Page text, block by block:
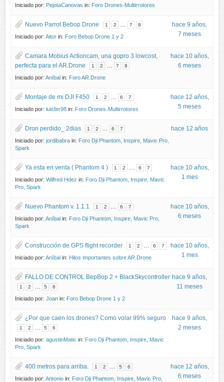
Iniciado por: PejotaCanovas in: Foro Drones-Multirrotores
Nuevo Parrot Bebop Drone 1 2 … 7 8
Iniciado por:Aitor in: Foro Bebop Drone 1 y 2
hace 9 años,
7 meses
Camara Mobius Actioncam, una gopro 3 lowcost,
perfecta para el AR.Drone
1 2 … 7 8
Iniciado por:Aníbal in: Foro AR.Drone
hace 10 años,
6 meses
Montaje de mi DJI F450 1 2 … 6 7
Iniciado por:luisfer98 in: Foro Drones-Multirrotores
hace 12 años,
5 meses
Dron perdido_ 2dias 1 2 … 6 7
Iniciado por:jordibabra in: Foro Dji Phantom, Inspire, Mavic Pro,
Spark
hace 12 años
Ya esta en venta ( Phantom 4 ) 1 2 … 6 7
Iniciado por:Wilfred Hdez in: Foro Dji Phantom, Inspire, Mavic
Pro, Spark
hace 10 años,
1 mes
Nuevo Phantom v. 1.1.1 1 2 … 6 7
Iniciado por:Aníbal in: Foro Dji Phantom, Inspire, Mavic Pro,
Spark
hace 10 años,
6 meses
Construcción de GPS flight recorder 1 2 … 6 7
Iniciado por:Aníbal in: Hilos importantes sobre AR.Drone
hace 10 años,
1 mes
FALLO DE CONTROL BepBop 2 + BlackSkycontroller
1 2 … 5 6
Iniciado por:Joan in: Foro Bebop Drone 1 y 2
hace 9 años,
11 meses
¿Por que caen los drones? Como volar 99% seguro
1 2 … 5 6
Iniciado por:agustinMatic in: Foro Dji Phantom, Inspire, Mavic
Pro, Spark
hace 9 años,
2 meses
400 metros para arriba. 1 2 … 5 6
Iniciado por:Antonio in: Foro Dji Phantom, Inspire, Mavic Pro,
hace 12 años,
6 meses